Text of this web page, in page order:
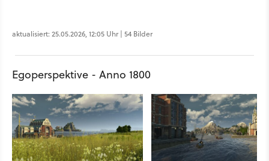
aktualisiert: 25.05.2026, 12:05 Uhr | 54 Bilder
Egoperspektive - Anno 1800